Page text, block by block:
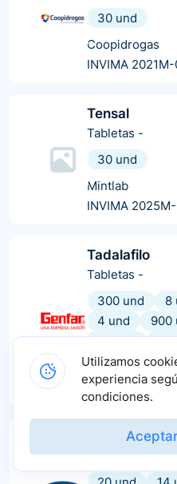
30 und
Coopidrogas
INVIMA 2021M-
Tensal
Tabletas -
30 und
Mintlab
INVIMA
Tadalafilo
Tabletas -
300 und
8
4 und
900
28 und
14
Genfar
INVIMA 2020M-
Durax vsd
Tabletas-
Utilizamos
experiencia
condiciones.